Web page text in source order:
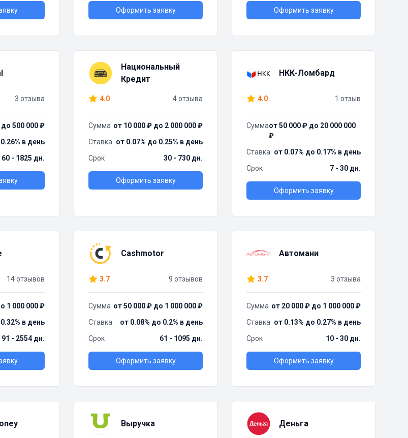
Оформить заявку Оформить заявку
3 отзыва
500 000 ₽
в день
60 - 1825 дн.
Национальный
Кредит
4.0 4 отзыва
Сумма от 10 000 ₽ до 2 000 000 ₽
Ставка от 0.07% до 0.25% в день
Срок
30 - 730 дн.
Оформить заявку
НКК-Ломбард
4.0 1 отзыв
Суммаот 50 000 ₽ до 20 000 000
₽
Ставка от 0.07% до 0.17% в день
Срок
7 - 30 дн.
Оформить заявку
14 отзывов
1 000 000 ₽
в день
91 - 2554 дн.
Cashmotor
3.7 9 отзывов
Сумма от 50 000 ₽ до 1 000 000 ₽
Ставка
от 0.08% до 0.2% в день
Срок
61 - 1095 дн.
Оформить заявку
Автомани
3.7 3 отзыва
Сумма от 20 000 ₽ до 1 000 000 ₽
Ставка от 0.13% до 0.27% в день
Срок
10 - 30 дн.
Оформить заявку
Выручка Деньга